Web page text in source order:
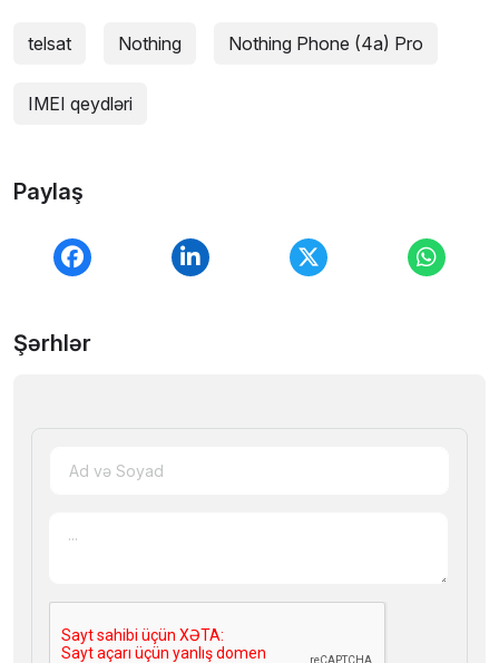
telsat Nothing Nothing Phone (4a) Pro
IMEI qeydləri
Paylaş
Şərhlər